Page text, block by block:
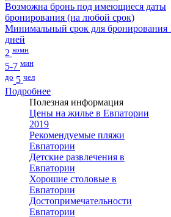
Возможна бронь под имеющиеся даты
бронирования (на любой срок)
Минимальный срок для бронирования
дней
2 комн
5-7 мин
до 5 чел
Подробнее
Полезная информация
Цены на жилье в Евпатории
2019
Рекомендуемые пляжи
Евпатории
Детские развлечения в
Евпатории
Хорошие столовые в
Евпатории
Достопримечательности
Евпатории